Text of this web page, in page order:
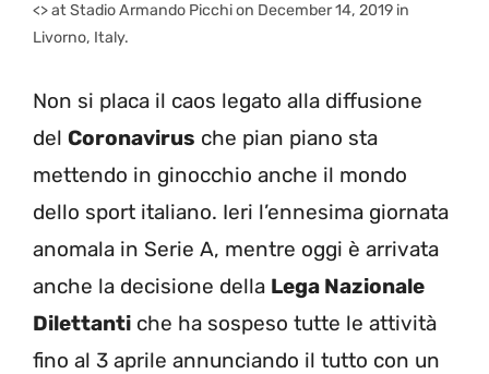
<> at Stadio Armando Picchi on December 14, 2019 in
Livorno, Italy.
Non si placa il caos legato alla diffusione
del Coronavirus che pian piano sta
mettendo in ginocchio anche il mondo
dello sport italiano. Ieri l’ennesima giornata
anomala in Serie A, mentre oggi è arrivata
anche la decisione della Lega Nazionale
Dilettanti che ha sospeso tutte le attività
fino al 3 aprile annunciando il tutto con un